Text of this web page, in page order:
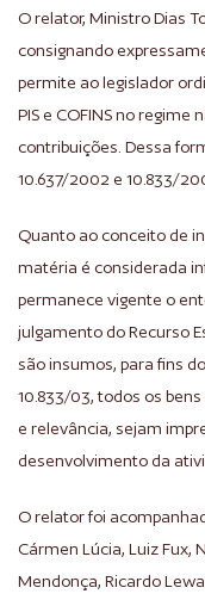
O relator, Ministro Dias
consignando
permite ao legislador
PIS e COFINS no
contribuições. Dessa
10.637/2002 e 10.833/
Quanto ao conceito de
matéria é considerada
permanece vigente o
julgamento do Recurso
são insumos, para fins
10.833/03, todos os
e relevância, sejam
desenvolvimento da
O relator foi
Cármen Lúcia, Luiz Fux,
Mendonça, Ricardo